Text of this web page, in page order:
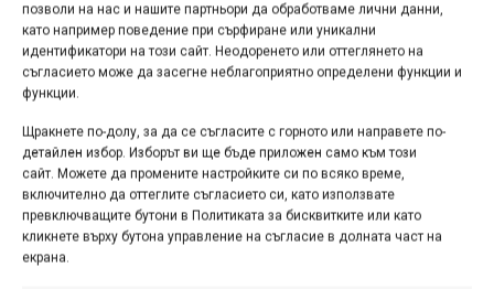
позволи на нас и нашите партньори да обработваме лични данни,
като например поведение при сърфиране или уникални
идентификатори на този сайт. Неодоренето или оттеглянето на
съгласието може да засегне неблагоприятно определени функции и
функции.
Щракнете по-долу, за да се съгласите с горното или направете по-
детайлен избор. Изборът ви ще бъде приложен само към този
сайт. Можете да промените настройките си по всяко време,
включително да оттеглите съгласието си, като използвате
превключващите бутони в Политиката за бисквитките или като
кликнете върху бутона управление на съгласие в долната част на
екрана.
През същата 2007 г. Trek за първи пътпоказа обновения
модел Fuel EX, в който бе използвана нова система за
окачване, включваща концентрична задна става,
наречена Active Braking Pivot (ABP). Името говори
достатъчно за основната функция, която изпълнява този
детайл в окачването на Trek. През следващите години
той стана неизменна част от всички нови “меки” модели
на компанията – от леките ХС “бегачки” до “танковете”
за спускане и фрийрайд – общо 8 моделни линии.